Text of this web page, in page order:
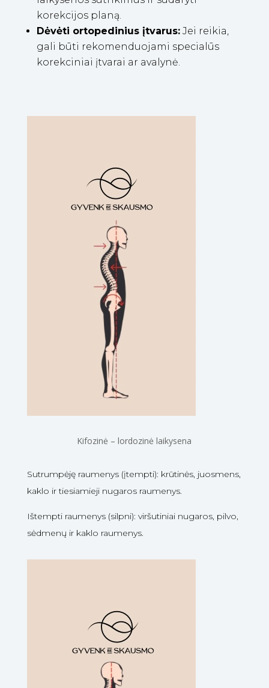
korekcijos planą.
Dėvėti ortopedinius įtvarus:Jei reikia,
gali būti rekomenduojami specialūs
korekciniai įtvarai ar avalynė.
Kifozinė – lordozinė laikysena
Sutrumpėję raumenys (įtempti): krūtinės, juosmens,
kaklo ir tiesiamieji nugaros raumenys.
Ištempti raumenys (silpni): viršutiniai nugaros, pilvo,
sėdmenų ir kaklo raumenys.